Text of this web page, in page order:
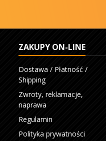
ZAKUPY ON-LINE
Dostawa / Płatność /
Shipping
Zwroty, reklamacje,
naprawa
Regulamin
Polityka prywatności